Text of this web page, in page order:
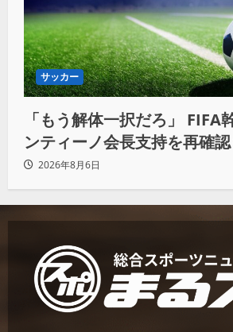
サッカー
「もう解体一択だろ」 FIFA
ンティーノ会長支持を再確
ず2026年8月6日